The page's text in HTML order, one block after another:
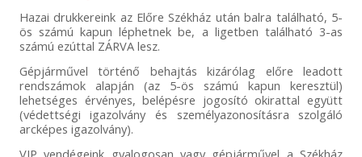
Hazai drukkereink az Előre Székház után balra található, 5-
ös számú kapun léphetnek be, a ligetben található 3-as
számú ezúttal ZÁRVA lesz.
Gépjárművel történő behajtás kizárólag előre leadott
rendszámok alapján (az 5-ös számú kapun keresztül)
lehetséges érvényes, belépésre jogosító okirattal együtt
(védettségi igazolvány és személyazonosításra szolgáló
arcképes igazolvány).
VIP vendégeink gyalogosan vagy gépjárművel a Székház